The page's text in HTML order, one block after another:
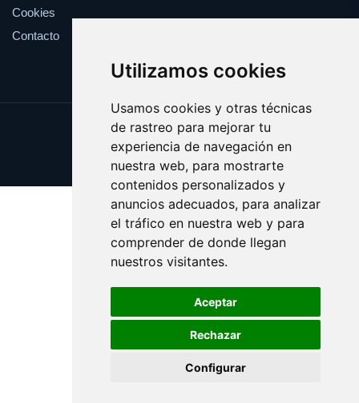
Utilizamos cookies
Usamos cookies y otras técnicas
de rastreo para mejorar tu
experiencia de navegación en
nuestra web, para mostrarte
contenidos personalizados y
anuncios adecuados, para analizar
el tráfico en nuestra web y para
comprender de donde llegan
nuestros visitantes.
Aceptar
Rechazar
Configurar
Cookies
Contacto
Update cookies preferences
Copyright © 2025 esotericos.es